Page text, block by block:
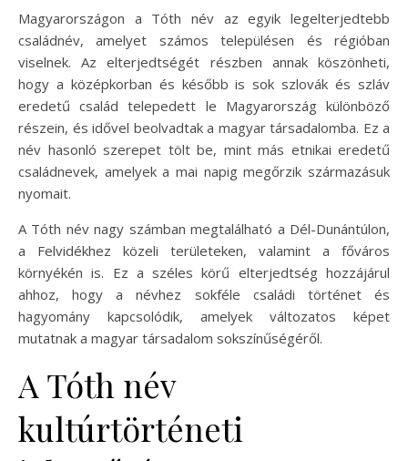
Magyarországon a Tóth név az egyik legelterjedtebb
családnév, amelyet számos településen és régióban
viselnek. Az elterjedtségét részben annak köszönheti,
hogy a középkorban és később is sok szlovák és szláv
eredetű család telepedett le Magyarország különböző
részein, és idővel beolvadtak a magyar társadalomba. Ez a
név hasonló szerepet tölt be, mint más etnikai eredetű
családnevek, amelyek a mai napig megőrzik származásuk
nyomait.
A Tóth név nagy számban megtalálható a Dél-Dunántúlon,
a Felvidékhez közeli területeken, valamint a főváros
környékén is. Ez a széles körű elterjedtség hozzájárul
ahhoz, hogy a névhez sokféle családi történet és
hagyomány kapcsolódik, amelyek változatos képet
mutatnak a magyar társadalom sokszínűségéről.
A Tóth név
kultúrtörténeti